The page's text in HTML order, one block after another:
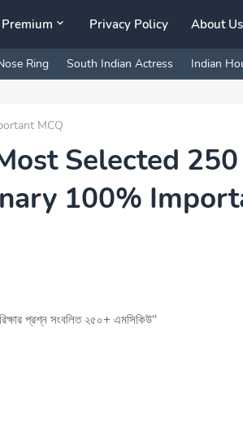
Premium Privacy Policy About Us
Ring South Indian Actress Indian
MCQ
Selected 250
100%
প্রশ্ন সংবলিত ২৫০+ এমসিকিউ''